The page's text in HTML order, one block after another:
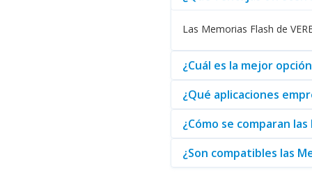
Las Memorias Flash de
¿Cuál es la mejor
¿Qué aplicaciones
¿Cómo se comparan
¿Son compatibles las